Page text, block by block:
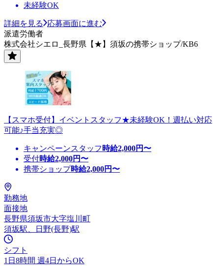
未経験OK
詳細を見る
応募画面に進む
派遣労働者
株式会社シエロ_長野県【★】須坂の携帯ショップ/KB6
【スマホ受付】イベントスタッフ★未経験OK！週払い対応
可能♪手当充実◎
キャンペーンスタッフ 時給2,000円〜
受付時給2,000円〜
携帯ショップ時給2,000円〜
勤務地
面接地
長野県須坂市大字塩川町
須坂駅、日野(長野)駅
シフト
1日8時間 週4日からOK